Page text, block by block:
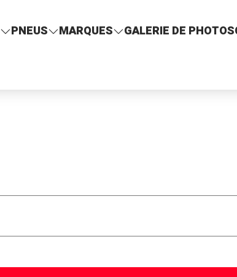
PNEUS MARQUES GALERIE DE PHOTOS